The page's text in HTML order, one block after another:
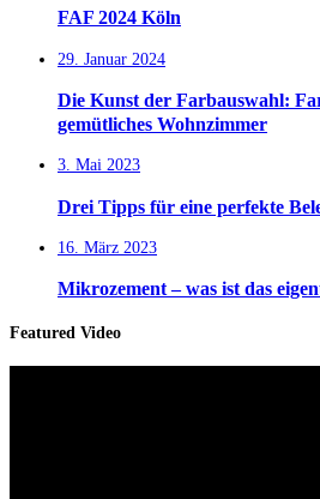
FAF 2024 Köln
29. Januar 2024
Die Kunst der Farbauswahl:
gemütliches Wohnzimmer
3. Mai 2023
Drei Tipps für eine perfekte
16. März 2023
Mikrozement – was ist das
Featured Video